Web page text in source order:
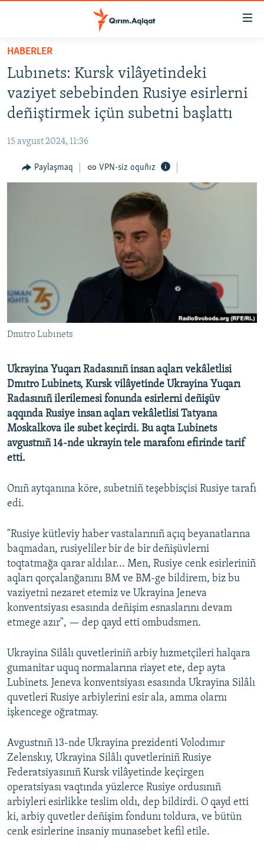
Esas
qaytmaq
Baş
navigatsiyağa
qaytmaq
Qıdıruvğa
qaytmaq
HABERLER
İQTİSADİYAT
MEDENİYET
İNSAN AQLARI
Русский
Українською
QOŞULIÑIZ!
RFE/RS bütün saytları
HABERLER
Lubınets: Kursk vilâyetindeki
vaziyet sebebinden Rusiye esirlerni
deñiştirmek içün subetni başlattı
15 avgust 2024, 11:36
Paylaşmaq VPN-siz oquñız
Dmıtro Lubınets
Ukrayina Yuqarı Radasınıñ insan aqları vekâletlisi
Dmıtro Lubinets, Kursk vilâyetinde Ukrayina Yuqarı
Radasınıñ ilerilemesi fonunda esirlerni deñişüv
aqqında Rusiye insan aqları vekâletlisi Tatyana
Moskalkova ile subet keçirdi. Bu aqta Lubinets
avgustnıñ 14-nde ukrayin tele marafonı efirinde tarif
etti.
Onıñ aytqanına köre, subetniñ teşebbisçisi Rusiye tarafı
edi.
"Rusiye kütleviy haber vastalarınıñ açıq beyanatlarına
baqmadan, rusiyeliler bir de bir deñişüvlerni
toqtatmağa qarar aldılar... Men, Rusiye cenk esirleriniñ
aqları qorçalanğanını BM ve BM-ge bildirem, biz bu
vaziyetni nezaret etemiz ve Ukrayina Jeneva
konventsiyası esasında deñişim esnaslarını devam
etmege azır", — dep qayd etti ombudsmen.
Ukrayina Silâlı quvetleriniñ arbiy hızmetçileri halqara
gumanitar uquq normalarına riayet ete, dep ayta
Lubinets. Jeneva konventsiyası esasında Ukrayina Silâlı
quvetleri Rusiye arbiylerini esir ala, amma olarnı
işkencege oğratmay.
Avgustnıñ 13-nde Ukrayina prezidenti Volodımır
Zelenskıy, Ukrayina Silâlı quvetleriniñ Rusiye
Federatsiyasınıñ Kursk vilâyetinde keçirgen
operatsiyası vaqtında yüzlerce Rusiye ordusınıñ
arbiyleri esirlikke teslim oldı, dep bildirdi. O qayd etti
ki, arbiy quvetler deñişim fondunı toldura, ve bütün
cenk esirlerine insaniy munasebet kefil etile.